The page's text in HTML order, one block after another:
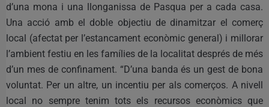
d’una mona i una llonganissa de Pasqua per a cada casa.
Una acció amb el doble objectiu de dinamitzar el comerç
local (afectat per l’estancament econòmic general) i millorar
l’ambient festiu en les famílies de la localitat després de més
d’un mes de confinament. “D’una banda és un gest de bona
voluntat. Per un altre, un incentiu per als comerços. A nivell
local no sempre tenim tots els recursos econòmics que